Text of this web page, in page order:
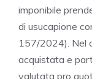
imponibile
di usucapione
157/2024). Nel
acquistata e
valutata pro